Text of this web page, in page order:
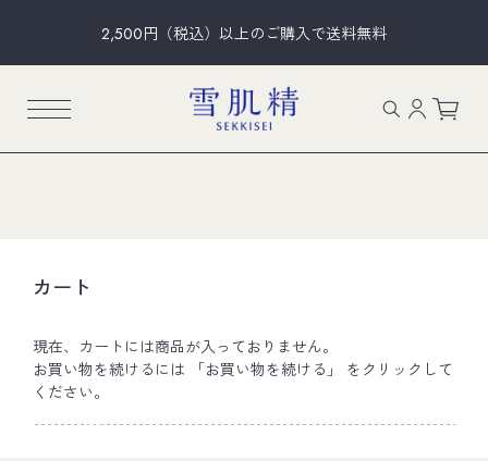
2,500円（税込）以上のご購入で送料無料
カート
現在、カートには商品が入っておりません。
お買い物を続けるには 「お買い物を続ける」 をクリックして
ください。